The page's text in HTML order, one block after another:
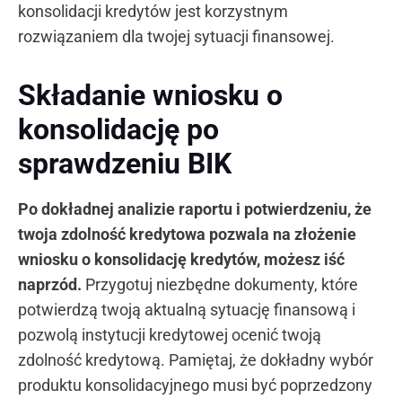
konsolidacji kredytów jest korzystnym
rozwiązaniem dla twojej sytuacji finansowej.
Składanie wniosku o
konsolidację po
sprawdzeniu BIK
Po dokładnej analizie raportu i potwierdzeniu, że
twoja zdolność kredytowa pozwala na złożenie
wniosku o konsolidację kredytów, możesz iść
naprzód. Przygotuj niezbędne dokumenty, które
potwierdzą twoją aktualną sytuację finansową i
pozwolą instytucji kredytowej ocenić twoją
zdolność kredytową. Pamiętaj, że dokładny wybór
produktu konsolidacyjnego musi być poprzedzony